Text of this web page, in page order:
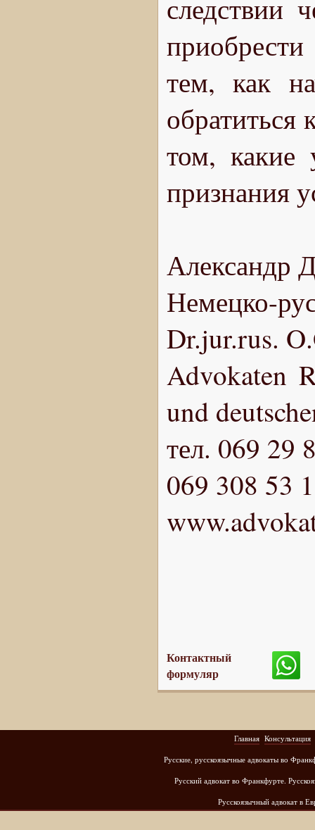
следствии
тем, как
том, какие
признания
Александр
Немецко-
Dr.jur.rus.
Advokaten
und
тел. 069 29
069 308 53
Контактный
формуляр
Главная Консультация
Русские, русскоязычные адвокаты во
Русский адвокат во Франкфурте.
Русскоязычный адвокат в